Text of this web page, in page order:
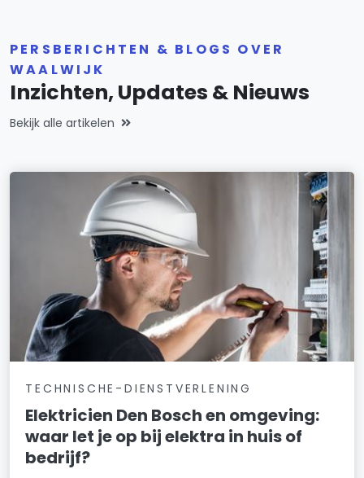
PERSBERICHTEN & BLOGS OVER
WAALWIJK
Inzichten, Updates & Nieuws
Bekijk alle artikelen
TECHNISCHE-DIENSTVERLENING
Elektricien Den Bosch en omgeving:
waar let je op bij elektra in huis of
bedrijf?